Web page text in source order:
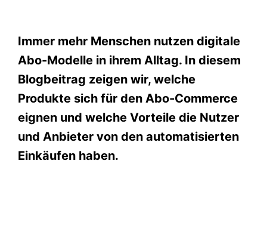
Immer mehr Menschen nutzen digitale
Abo-Modelle in ihrem Alltag. In diesem
Blogbeitrag zeigen wir, welche
Produkte sich für den Abo-Commerce
eignen und welche Vorteile die Nutzer
und Anbieter von den automatisierten
Einkäufen haben.